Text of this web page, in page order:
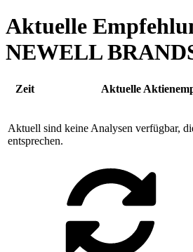
Aktuelle
NEWELL
Zeit Aktuelle
Aktuell sind keine Analysen verfügbar,
entsprechen.